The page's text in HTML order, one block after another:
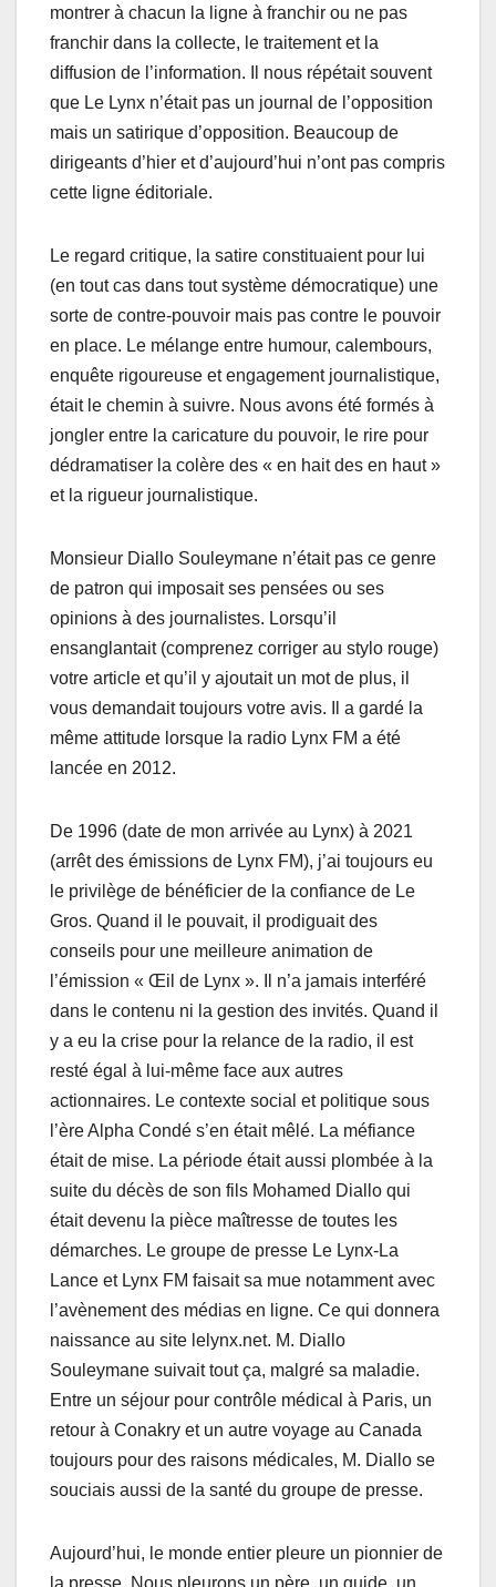
montrer à chacun la ligne à franchir ou ne pas
franchir dans la collecte, le traitement et la
diffusion de l’information. Il nous répétait souvent
que Le Lynx n’était pas un journal de l’opposition
mais un satirique d’opposition. Beaucoup de
dirigeants d’hier et d’aujourd’hui n’ont pas compris
cette ligne éditoriale.
Le regard critique, la satire constituaient pour lui
(en tout cas dans tout système démocratique) une
sorte de contre-pouvoir mais pas contre le pouvoir
en place. Le mélange entre humour, calembours,
enquête rigoureuse et engagement journalistique,
était le chemin à suivre. Nous avons été formés à
jongler entre la caricature du pouvoir, le rire pour
dédramatiser la colère des « en hait des en haut »
et la rigueur journalistique.
Monsieur Diallo Souleymane n’était pas ce genre
de patron qui imposait ses pensées ou ses
opinions à des journalistes. Lorsqu’il
ensanglantait (comprenez corriger au stylo rouge)
votre article et qu’il y ajoutait un mot de plus, il
vous demandait toujours votre avis. Il a gardé la
même attitude lorsque la radio Lynx FM a été
lancée en 2012.
De 1996 (date de mon arrivée au Lynx) à 2021
(arrêt des émissions de Lynx FM), j’ai toujours eu
le privilège de bénéficier de la confiance de Le
Gros. Quand il le pouvait, il prodiguait des
conseils pour une meilleure animation de
l’émission « Œil de Lynx ». Il n’a jamais interféré
dans le contenu ni la gestion des invités. Quand il
y a eu la crise pour la relance de la radio, il est
resté égal à lui-même face aux autres
actionnaires. Le contexte social et politique sous
l’ère Alpha Condé s’en était mêlé. La méfiance
était de mise. La période était aussi plombée à la
suite du décès de son fils Mohamed Diallo qui
était devenu la pièce maîtresse de toutes les
démarches. Le groupe de presse Le Lynx-La
Lance et Lynx FM faisait sa mue notamment avec
l’avènement des médias en ligne. Ce qui donnera
naissance au site lelynx.net. M. Diallo
Souleymane suivait tout ça, malgré sa maladie.
Entre un séjour pour contrôle médical à Paris, un
retour à Conakry et un autre voyage au Canada
toujours pour des raisons médicales, M. Diallo se
souciais aussi de la santé du groupe de presse.
Aujourd’hui, le monde entier pleure un pionnier de